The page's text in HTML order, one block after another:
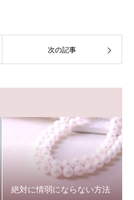
次の記事
絶対に情弱にならない方法